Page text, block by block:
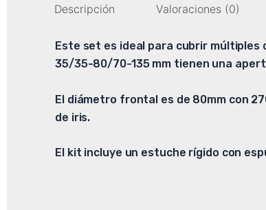
Descripción Valoraciones (0)
Este set es ideal para cubrir múltiples
35/35-80/70-135 mm tienen una
El diámetro frontal es de 80mm con
de iris.
El kit incluye un estuche rígido con